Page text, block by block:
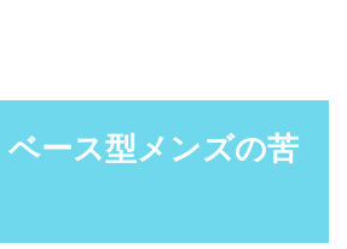
ース型メンズの苦